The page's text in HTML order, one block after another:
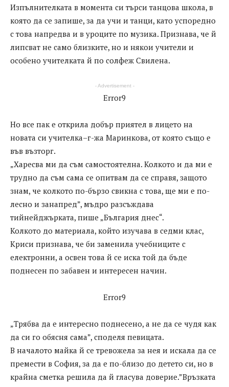
Изпълнителката в момента си търси танцова школа, в
която да се запише, за да учи и танци, като успоредно
с това напредва и в уроците по музика. Признава, че й
липсват не само близките, но и някои учители и
особено учителката й по солфеж Свилена.
- Advertisement -
Error9
Но все пак е открила добър приятел в лицето на
новата си учителка–г-жа Маринкова, от която също е
във възторг.
„Харесва ми да съм самостоятелна. Колкото и да ми е
трудно да съм сама се опитвам да се справя, защото
знам, че колкото по-бързо свикна с това, ще ми е по-
лесно и занапред”, мъдро разсъждава
тийнейджърката, пише „България днес“.
Колкото до материала, който изучава в седми клас,
Криси признава, че би заменила учебниците с
електронни, а освен това й се иска той да бъде
поднесен по забавен и интересен начин.
Error9
„Трябва да е интересно поднесено, а не да се чудя как
да си го обясня сама”, споделя певицата.
В началото майка й се тревожела за нея и искала да се
премести в София, за да е по-близо до детето си, но в
крайна сметка решила да й гласува доверие.”Връзката